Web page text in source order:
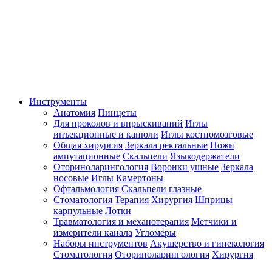
Инструменты
Анатомия Пинцеты
Для проколов и впрыскиваний Иглы
инъекционные и канюли Иглы костномозговые
Общая хирургия Зеркала ректальные Ножи
ампутационные Скальпели Языкодержатели
Оториноларингология Воронки ушные Зеркала
носовые Иглы Камертоны
Офтальмология Скальпели глазные
Стоматология Терапия Хирургия Шприцы
карпульные Лотки
Травматология и механотерапия Метчики и
измерители канала Угломеры
Наборы инструментов Акушерство и гинекология
Стоматология Оториноларингология Хирургия